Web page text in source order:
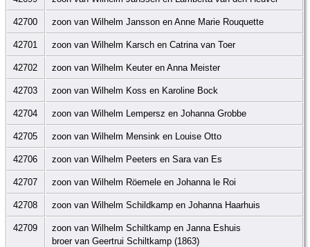
42700 zoon van Wilhelm Jansson en Anne Marie Rouquette
42701 zoon van Wilhelm Karsch en Catrina van Toer
42702 zoon van Wilhelm Keuter en Anna Meister
42703 zoon van Wilhelm Koss en Karoline Bock
42704 zoon van Wilhelm Lempersz en Johanna Grobbe
42705 zoon van Wilhelm Mensink en Louise Otto
42706 zoon van Wilhelm Peeters en Sara van Es
42707 zoon van Wilhelm Röemele en Johanna le Roi
42708 zoon van Wilhelm Schildkamp en Johanna Haarhuis
42709
zoon van Wilhelm Schiltkamp en Janna Eshuis
broer van Geertrui Schiltkamp (1863)